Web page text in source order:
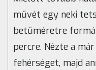
művét egy neki
betűméretre
percre. Nézte a
fehérséget, majd